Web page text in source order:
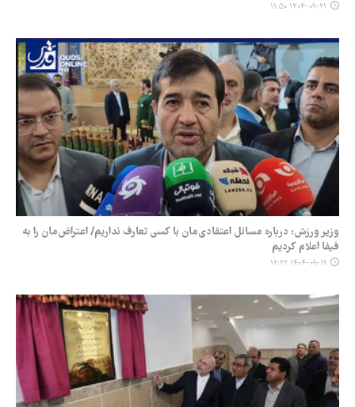
۱۴۰۴-۰۹-۲۱ ۱۱:۵۰
وزیر ورزش: درباره مسائل اعتقادی‌مان با کسی تعارف نداریم/ اعتراض‌مان را به
فیفا اعلام کردیم
۱۴۰۴-۰۹-۱۹ ۱۲:۲۲